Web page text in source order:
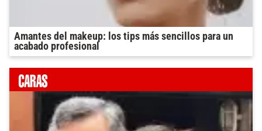
Amantes del makeup: los tips más sencillos para un
acabado profesional